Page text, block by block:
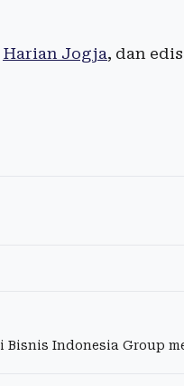
Harian Jogja, dan
Indonesia Group